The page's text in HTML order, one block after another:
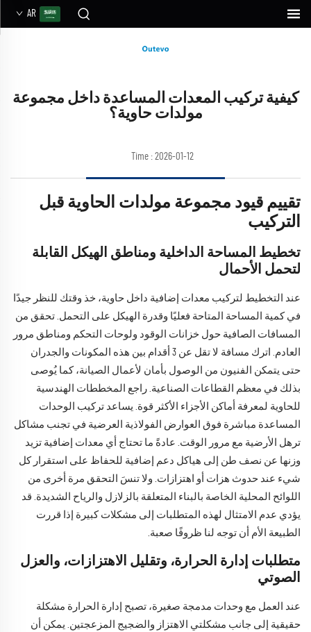
AR
كيفية تركيب المعدات المساعدة داخل مجموعة
مولدات حاوية؟
Time : 2026-01-12
تقييم قيود مجموعة مولدات الحاوية قبل
التركيب
تخطيط المساحة الداخلية ومناطق الهيكل القابلة
لتحمل الأحمال
عند التخطيط لتركيب معدات إضافية داخل حاوية، خذ وقتك للنظر جيدًا
في كمية المساحة المتاحة فعليًا وقدرة الهيكل على التحمل. تحقق من
المسافات الصافية حول خزانات الوقود ولوحات التحكم ومناطق مرور
العادم. اترك مسافة لا تقل عن 3 أقدام بين هذه المكونات والجدران
حتى يتمكن الفنيون من الوصول بأمان لأعمال الصيانة، كما يُوصى
بذلك في معظم القطاعات الصناعية. راجع المخططات الهندسية
للحاوية لمعرفة أماكن الأجزاء الأكثر قوة. يساعد تركيب الوحدات
المساعدة مباشرة فوق العوارض الفولاذية العرضية في تجنب مشاكل
ترهل الأرضية مع مرور الوقت. عادةً ما تحتاج أي معدات إضافية تزيد
وزنها عن نصف طن إلى هياكل دعم إضافية للحفاظ على استقرار كل
شيء عند حدوث هزات أو اهتزازات. ولا تنسَ التحقق مرة أخرى من
اللوائح المحلية الخاصة بالبناء المتعلقة بالزلازل والرياح الشديدة. قد
يؤدي عدم الامتثال لهذه المتطلبات إلى مشكلات كبيرة إذا قررت
الطبيعة الأم أن توجه لنا ظروفًا صعبة.
متطلبات إدارة الحرارة، وتقليل الاهتزازات، والعزل
الصوتي
عند العمل مع وحدات مدمجة صغيرة، تصبح إدارة الحرارة مشكلة
حقيقية إلى جانب مشكلتي الاهتزاز والضجيج المزعجتين. يمكن أن